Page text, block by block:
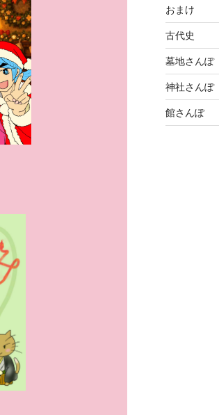
おまけ
古代史
墓地さんぽ
神社さんぽ
館さんぽ